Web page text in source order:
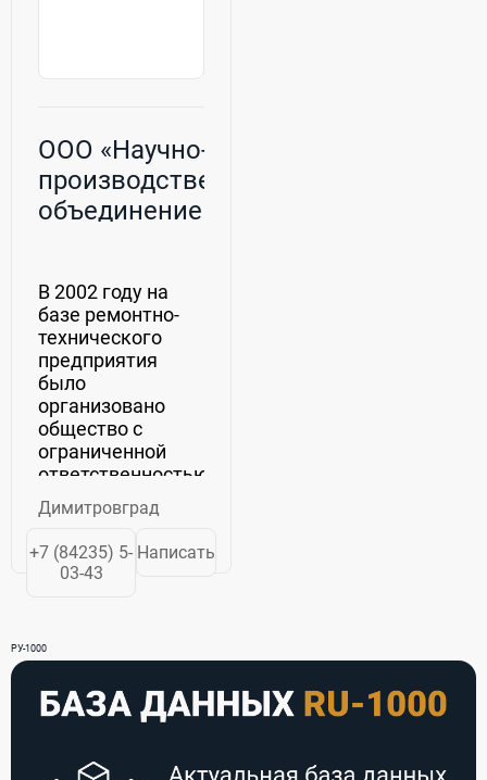
ООО «Научно-
производственное
объединение
завод»
В 2002 году на
базе ремонтно-
технического
предприятия
было
организовано
общество с
ограниченной
ответственностью
«Омега».
Основной целью
предприятия
было
различных
для собственного
производства...
Димитровград
+7 (84235) 5-
03-43
Написать
РУ-1000